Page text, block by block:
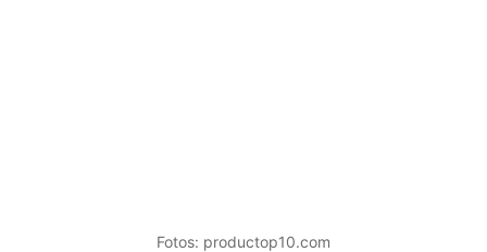
Fotos: productop10.com